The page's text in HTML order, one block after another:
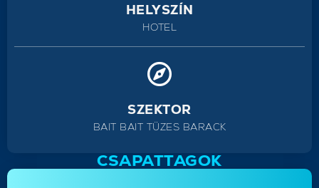
HELYSZÍN
HOTEL
SZEKTOR
BAIT BAIT TÜZES BARACK
CSAPATTAGOK